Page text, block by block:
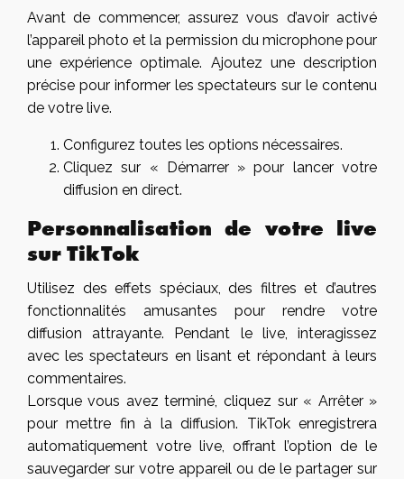
Avant de commencer, assurez vous d’avoir activé
l’appareil photo et la permission du microphone pour
une expérience optimale. Ajoutez une description
précise pour informer les spectateurs sur le contenu
de votre live.
Configurez toutes les options nécessaires.
Cliquez sur « Démarrer » pour lancer votre
diffusion en direct.
Personnalisation de votre live
sur TikTok
Utilisez des effets spéciaux, des filtres et d’autres
fonctionnalités amusantes pour rendre votre
diffusion attrayante. Pendant le live, interagissez
avec les spectateurs en lisant et répondant à leurs
commentaires.
Lorsque vous avez terminé, cliquez sur « Arrêter »
pour mettre fin à la diffusion. TikTok enregistrera
automatiquement votre live, offrant l’option de le
sauvegarder sur votre appareil ou de le partager sur